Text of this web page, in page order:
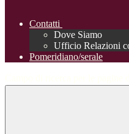
Contatti
Dove Siamo
Ufficio Relazioni
Pomeridiano/serale